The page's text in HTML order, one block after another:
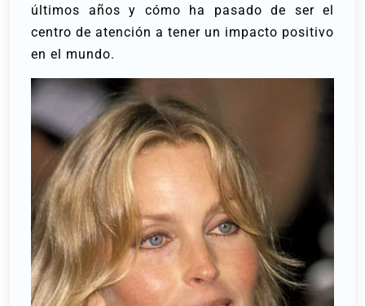
últimos años y cómo ha pasado de ser el
centro de atención a tener un impacto positivo
en el mundo.